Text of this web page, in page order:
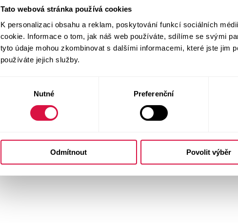
Tato webová stránka používá cookies
K personalizaci obsahu a reklam, poskytování funkcí sociálních
cookie. Informace o tom, jak náš web používáte, sdílíme se svými
tyto údaje mohou zkombinovat s dalšími informacemi, které jste jim
používáte jejich služby.
Nutné Preferenční
Odmítnout Povolit výběr